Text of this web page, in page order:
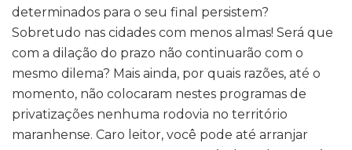
determinados para o seu final persistem?
Sobretudo nas cidades com menos almas! Será que
com a dilação do prazo não continuarão com o
mesmo dilema? Mais ainda, por quais razões, até o
momento, não colocaram nestes programas de
privatizações nenhuma rodovia no território
maranhense. Caro leitor, você pode até arranjar